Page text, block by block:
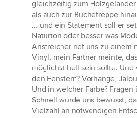
gleichzeitig zum
als auch zur Buchetreppe
... und ein Statement soll er
Naturton oder besser was
Anstreicher riet uns zu einem
Vinyl, mein Partner meinte,
möglichst hell sein sollte. Und
den Fenstern? Vorhänge,
Und in welcher Farbe? Fragen
Schnell wurde uns bewusst,
Vielzahl an notwendigen